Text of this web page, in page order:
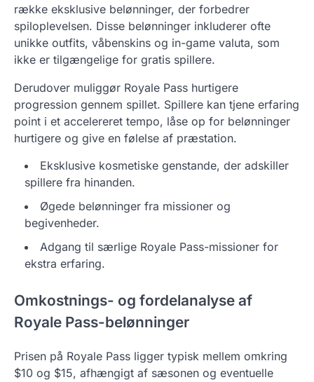
række eksklusive belønninger, der forbedrer
spiloplevelsen. Disse belønninger inkluderer ofte
unikke outfits, våbenskins og in-game valuta, som
ikke er tilgængelige for gratis spillere.
Derudover muliggør Royale Pass hurtigere
progression gennem spillet. Spillere kan tjene erfaring
point i et accelereret tempo, låse op for belønninger
hurtigere og give en følelse af præstation.
Eksklusive kosmetiske genstande, der adskiller
spillere fra hinanden.
Øgede belønninger fra missioner og
begivenheder.
Adgang til særlige Royale Pass-missioner for
ekstra erfaring.
Omkostnings- og fordelanalyse af
Royale Pass-belønninger
Prisen på Royale Pass ligger typisk mellem omkring
$10 og $15, afhængigt af sæsonen og eventuelle